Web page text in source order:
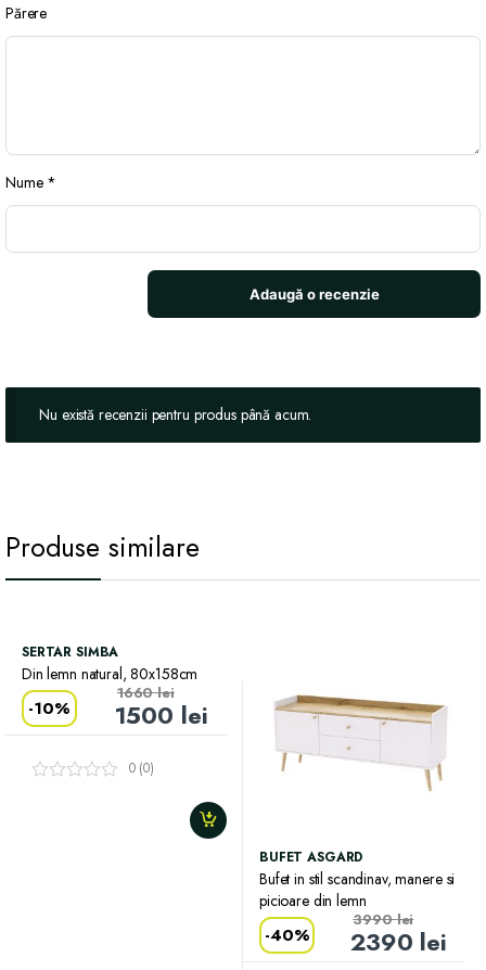
Părere
Nume *
Nu există recenzii pentru produs până acum.
Produse similare
SERTAR SIMBA
Din lemn natural, 80x158cm
-10% 1500 lei
1660lei
0 (0)
BUFET ASGARD
Bufet in stil scandinav, manere si
picioare din lemn
-40% 2390 lei
3990lei